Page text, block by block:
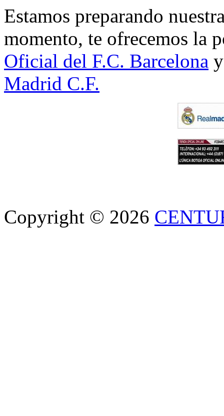
Estamos preparando
momento, te ofrecemos la
Oficial del F.C. Barcelona
Madrid C.F.
Copyright © 2026